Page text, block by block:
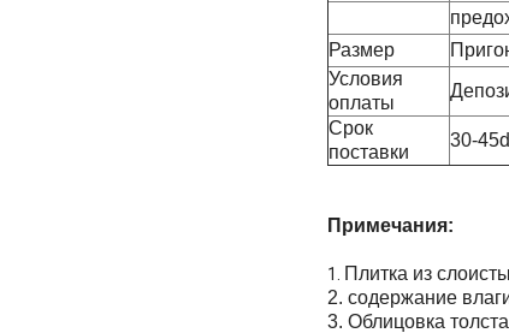
Размер
Условия
оплаты
Срок
поставки
30-
Примечания:
1.
Плитка из
2. содержание
3. Облицовка